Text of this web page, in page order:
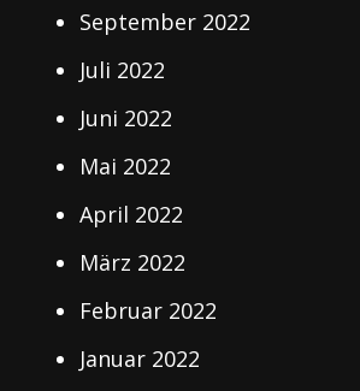
September 2022
Juli 2022
Juni 2022
Mai 2022
April 2022
März 2022
Februar 2022
Januar 2022